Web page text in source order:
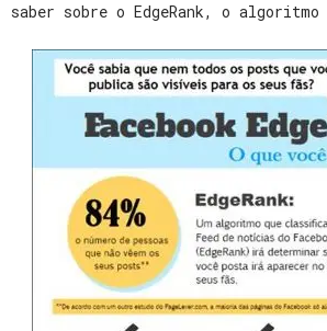
saber sobre o EdgeRank, o algoritmo